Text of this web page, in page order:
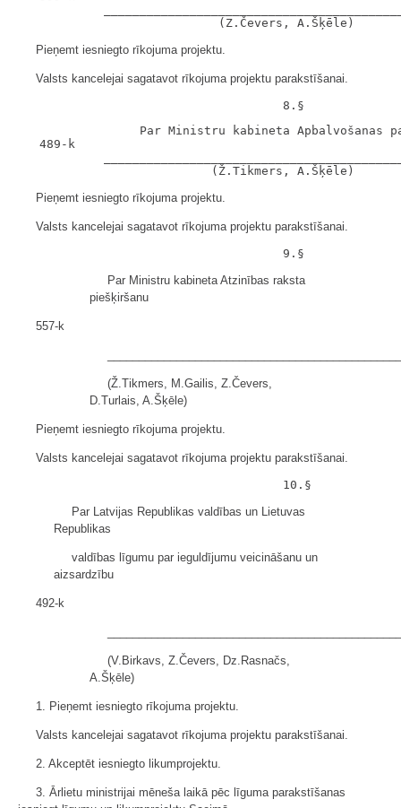
Pieņemt iesniegto rīkojuma projektu.
Valsts kancelejai sagatavot rīkojuma projektu parakstīšanai.
Par Ministru kabineta Apbalvošanas
489-k
Pieņemt iesniegto rīkojuma projektu.
Valsts kancelejai sagatavot rīkojuma projektu parakstīšanai.
Par Ministru kabineta Atzinības raksta
piešķiršanu
557-k
(Ž.Tikmers, M.Gailis, Z.Čevers,
D.Turlais, A.Šķēle)
Pieņemt iesniegto rīkojuma projektu.
Valsts kancelejai sagatavot rīkojuma projektu parakstīšanai.
Par Latvijas Republikas valdības un Lietuvas
Republikas
valdības līgumu par ieguldījumu veicināšanu un
aizsardzību
492-k
(V.Birkavs, Z.Čevers, Dz.Rasnačs,
A.Šķēle)
1. Pieņemt iesniegto rīkojuma projektu.
Valsts kancelejai sagatavot rīkojuma projektu parakstīšanai.
2. Akceptēt iesniegto likumprojektu.
3. Ārlietu ministrijai mēneša laikā pēc līguma parakstīšanas